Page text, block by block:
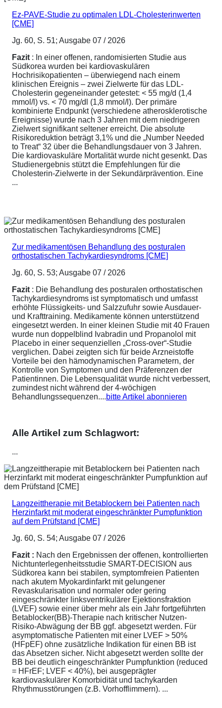
Ez-PAVE-Studie zu optimalen LDL-Cholesterinwerten
[CME]
Jg. 60, S. 51; Ausgabe 07 / 2026
Fazit : In einer offenen, randomisierten Studie aus
Südkorea wurden bei kardiovaskulären
Hochrisikopatienten – überwiegend nach einem
klinischen Ereignis – zwei Zielwerte für das LDL-
Cholesterin gegeneinander getestet: < 55 mg/d (1,4
mmol/l) vs. < 70 mg/dl (1,8 mmol/l). Der primäre
kombinierte Endpunkt (verschiedene atherosklerotische
Ereignisse) wurde nach 3 Jahren mit dem niedrigeren
Zielwert signifikant seltener erreicht. Die absolute
Risikoreduktion beträgt 3,1% und die „Number Needed
to Treat“ 32 über die Behandlungsdauer von 3 Jahren.
Die kardiovaskuläre Mortalität wurde nicht gesenkt. Das
Studienergebnis stützt die Empfehlungen für die
Cholesterin-Zielwerte in der Sekundärprävention. Eine
...
Zur medikamentösen Behandlung des posturalen
orthostatischen Tachykardiesyndroms [CME]
Jg. 60, S. 53; Ausgabe 07 / 2026
Fazit : Die Behandlung des posturalen orthostatischen
Tachykardiesyndroms ist symptomatisch und umfasst
erhöhte Flüssigkeits- und Salzzufuhr sowie Ausdauer-
und Krafttraining. Medikamente können unterstützend
eingesetzt werden. In einer kleinen Studie mit 40 Frauen
wurde nun doppelblind Ivabradin und Propanolol mit
Placebo in einer sequenziellen „Cross-over“-Studie
verglichen. Dabei zeigten sich für beide Arzneistoffe
Vorteile bei den hämodynamischen Parametern, der
Kontrolle von Symptomen und den Präferenzen der
Patientinnen. Die Lebensqualität wurde nicht verbessert,
zumindest nicht während der 4-wöchigen
Behandlungssequenzen....bitte Artikel abonnieren
Alle Artikel zum Schlagwort:
...
Langzeittherapie mit Betablockern bei Patienten nach
Herzinfarkt mit moderat eingeschränkter Pumpfunktion
auf dem Prüfstand [CME]
Jg. 60, S. 54; Ausgabe 07 / 2026
Fazit : Nach den Ergebnissen der offenen, kontrollierten
Nichtunterlegenheitsstudie SMART-DECISION aus
Südkorea kann bei stabilen, symptomfreien Patienten
nach akutem Myokardinfarkt mit gelungener
Revaskularisation und normaler oder gering
eingeschränkter linksventrikulärer Ejektionsfraktion
(LVEF) sowie einer über mehr als ein Jahr fortgeführten
Betablocker(BB)-Therapie nach kritischer Nutzen-
Risiko-Abwägung der BB ggf. abgesetzt werden. Für
asymptomatische Patienten mit einer LVEF > 50%
(HFpEF) ohne zusätzliche Indikation für einen BB ist
das Absetzen sicher. Nicht abgesetzt werden sollte der
BB bei deutlich eingeschränkter Pumpfunktion (reduced
= HFrEF; LVEF < 40%), bei ausgeprägter
kardiovaskulärer Komorbidität und tachykarden
Rhythmusstörungen (z.B. Vorhofflimmern). ...